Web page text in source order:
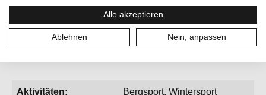
• Unser Baselayer Allrounder, besonders
temperaturregulierend
Aktivitäten: Bergsport, Wintersport
Alle akzeptieren
Ablehnen Nein, anpassen